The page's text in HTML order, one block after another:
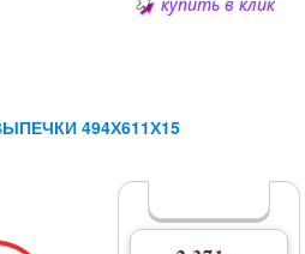
494Х611Х15